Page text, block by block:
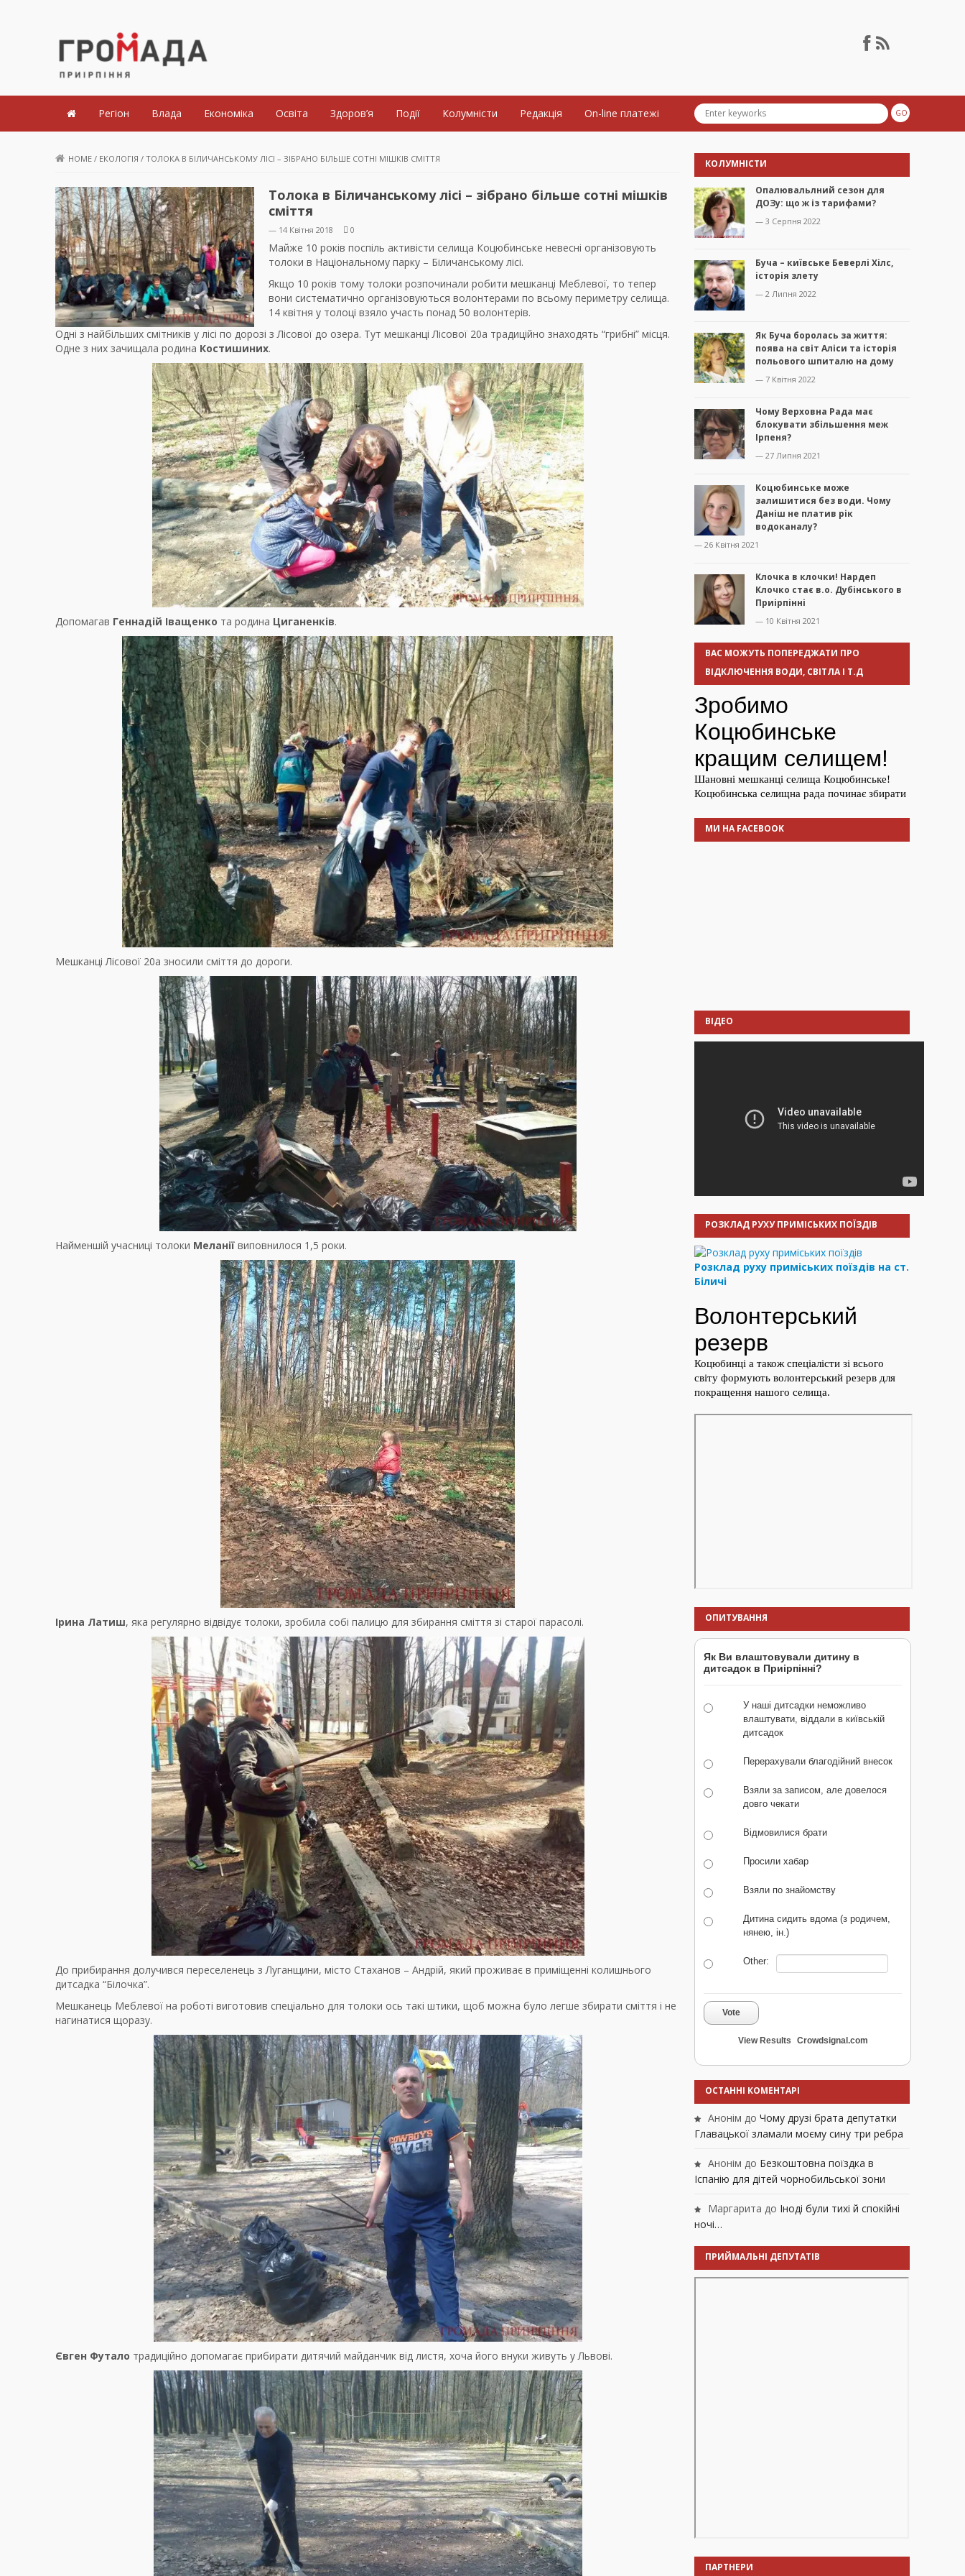
Громада Приірпіння
Регіон Влада Економіка Освіта Здоров’я Події Колумністи Редакція On-line платежі
HOME / ЕКОЛОГІЯ / ТОЛОКА В БІЛИЧАНСЬКОМУ ЛІСІ – ЗІБРАНО БІЛЬШЕ СОТНІ МІШКІВ СМІТТЯ
Толока в Біличанському лісі – зібрано більше сотні мішків
сміття
— 14 Квітня 2018 0
Майже 10 років поспіль активісти селища Коцюбинське невесні організовують
толоки в Національному парку – Біличанському лісі.
Якщо 10 років тому толоки розпочинали робити мешканці Меблевої, то тепер
вони систематично організовуються волонтерами по всьому периметру селища.
14 квітня у толоці взяло участь понад 50 волонтерів.
Одні з найбільших смітників у лісі по дорозі з Лісової до озера. Тут мешканці Лісової 20а традиційно знаходять “грибні” місця.
Одне з них зачищала родина Костишиних.
Допомагав Геннадій Іващенко та родина Циганенків.
Мешканці Лісової 20а зносили сміття до дороги.
Найменшій учасниці толоки Меланії виповнилося 1,5 роки.
Ірина Латиш, яка регулярно відвідує толоки, зробила собі палицю для збирання сміття зі старої парасолі.
До прибирання долучився переселенець з Луганщини, місто Стаханов – Андрій, який проживає в приміщенні колишнього
дитсадка “Білочка”.
Мешканець Меблевої на роботі виготовив спеціально для толоки ось такі штики, щоб можна було легше збирати сміття і не
нагинатися щоразу.
Євген Футало традиційно допомагає прибирати дитячий майданчик від листя, хоча його внуки живуть у Львові.
КОЛУМНІСТИ
Опалювальлний сезон для
ДОЗу: що ж із тарифами?
— 3 Серпня 2022
Буча – київське Беверлі Хілс,
історія злету
— 2 Липня 2022
Як Буча боролась за життя:
поява на світ Аліси та історія
польового шпиталю на дому
— 7 Квітня 2022
Чому Верховна Рада має
блокувати збільшення меж
Ірпеня?
— 27 Липня 2021
Коцюбинське може
залишитися без води. Чому
Даніш не платив рік
водоканалу?
— 26 Квітня 2021
Клочка в клочки! Нардеп
Клочко стає в.о. Дубінського в
Приірпінні
— 10 Квітня 2021
ВАС МОЖУТЬ ПОПЕРЕДЖАТИ ПРО
ВІДКЛЮЧЕННЯ ВОДИ, СВІТЛА І Т.Д
МИ НА FACEBOOK
ВІДЕО
РОЗКЛАД РУХУ ПРИМІСЬКИХ ПОЇЗДІВ
Розклад руху приміських поїздів на ст.
Біличі
ОПИТУВАННЯ
Як Ви влаштовували дитину в
дитсадок в Приірпінні?
У наші дитсадки неможливо
влаштувати, віддали в київській
дитсадок
Перерахували благодійний внесок
Взяли за записом, але довелося
довго чекати
Відмовилися брати
Просили хабар
Взяли по знайомству
Дитина сидить вдома (з родичем,
нянею, ін.)
Other:
Vote
View Results Crowdsignal.com
ОСТАННІ КОМЕНТАРІ
Анонім до Чому друзі брата депутатки
Главацької зламали моєму сину три ребра
Анонім до Безкоштовна поїздка в
Іспанію для дітей чорнобильської зони
Маргарита до Іноді були тихі й спокійні
ночі…
ПРИЙМАЛЬНІ ДЕПУТАТІВ
ПАРТНЕРИ